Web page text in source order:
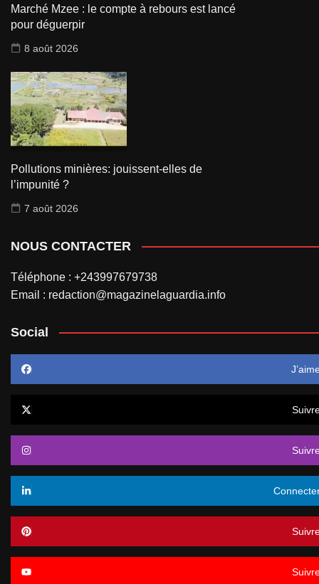
Marché Mzee : le compte à rebours est lancé
pour déguerpir
8 août 2026
Pollutions minières: jouissent-elles de
l’impunité ?
7 août 2026
NOUS CONTACTER
Téléphone : +243997679738
Email : redaction@magazinelaguardia.info
Social